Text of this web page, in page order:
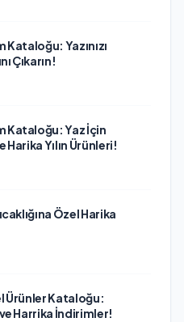
Yazınızı
Çıkarın!
Kataloğu: Yaz İçin
Harika Yılın Ürünleri!
Özel Harika
Ürünler Kataloğu:
Harrika İndirimler!